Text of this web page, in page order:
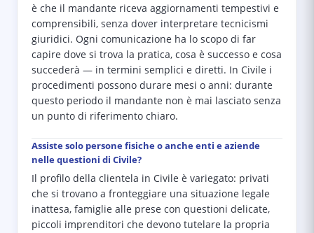
è che il mandante riceva aggiornamenti tempestivi e
comprensibili, senza dover interpretare tecnicismi
giuridici. Ogni comunicazione ha lo scopo di far
capire dove si trova la pratica, cosa è successo e cosa
succederà — in termini semplici e diretti. In Civile i
procedimenti possono durare mesi o anni: durante
questo periodo il mandante non è mai lasciato senza
un punto di riferimento chiaro.
Assiste solo persone fisiche o anche enti e aziende
nelle questioni di Civile?
Il profilo della clientela in Civile è variegato: privati
che si trovano a fronteggiare una situazione legale
inattesa, famiglie alle prese con questioni delicate,
piccoli imprenditori che devono tutelare la propria